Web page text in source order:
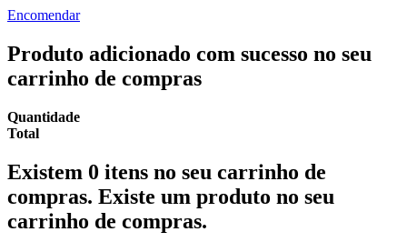
Encomendar
Produto adicionado com sucesso no seu
carrinho de compras
Quantidade
Total
Existem 0 itens no seu carrinho de
compras. Existe um produto no seu
carrinho de compras.